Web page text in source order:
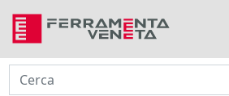
Cerca